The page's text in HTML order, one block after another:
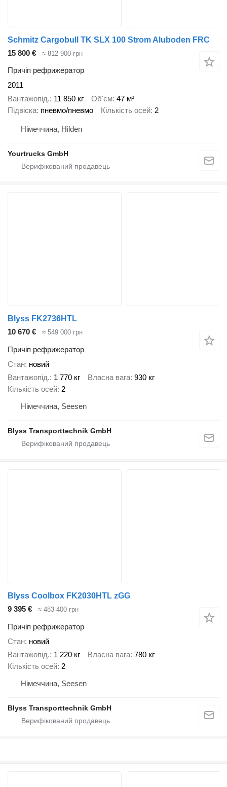
Schmitz Cargobull TK SLX 100 Strom Aluboden FRC
15 800 €
≈ 812 900 грн
Причіп рефрижератор
2011
Вантажопід. 11 850 кг Об'єм 47 м³
Підвіска пневмо/пневмо Кількість осей 2
Німеччина, Hilden
Yourtrucks GmbH
Blyss FK2736HTL
10 670 €
≈ 549 000 грн
Причіп рефрижератор
Стан новий
Вантажопід. 1 770 кг Власна вага 930 кг
Кількість осей 2
Німеччина, Seesen
Blyss Transporttechnik GmbH
Blyss Coolbox FK2030HTL zGG
9 395 €
≈ 483 400 грн
Причіп рефрижератор
Стан новий
Вантажопід. 1 220 кг Власна вага 780 кг
Кількість осей 2
Німеччина, Seesen
Blyss Transporttechnik GmbH